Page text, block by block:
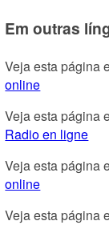
Em outras
Veja esta página
online
Veja esta página
Radio en ligne
Veja esta página
online
Veja esta página